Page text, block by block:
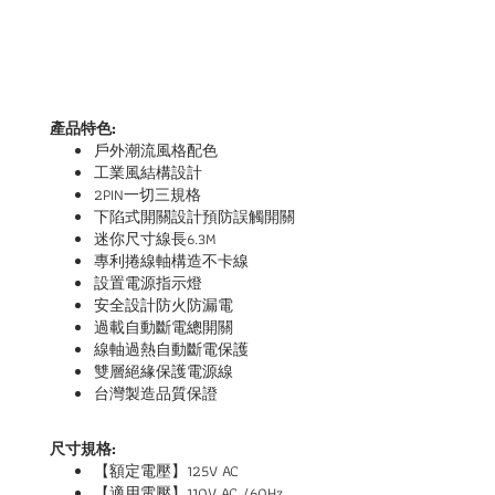
產品特色:
戶外潮流風格配色
工業風結構設計
2PIN一切三規格
下陷式開關設計預防誤觸開關
迷你尺寸線長6.3M
專利捲線軸構造不卡線
設置電源指示燈
安全設計防火防漏電
過載自動斷電總開關
線軸過熱自動斷電保護
雙層絕緣保護電源線
台灣製造品質保證
尺寸規格:
【額定電壓】125V AC